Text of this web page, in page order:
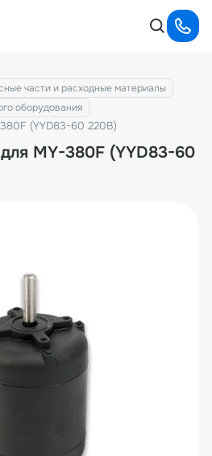
части и расходные материалы
оборудования
(YYD83-60 220В)
MY-380F (YYD83-60